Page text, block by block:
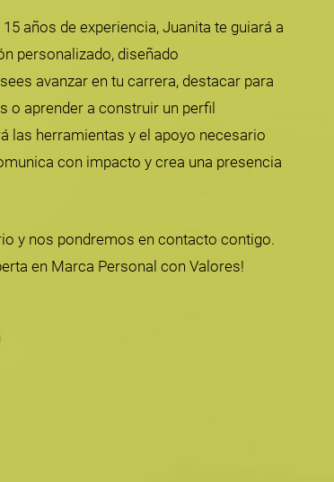
años de experiencia, Juanita te guiará a
personalizado, diseñado
avanzar en tu carrera, destacar para
o aprender a construir un perfil
las herramientas y el apoyo necesario
con impacto y crea una presencia
y nos pondremos en contacto contigo.
en Marca Personal con Valores!